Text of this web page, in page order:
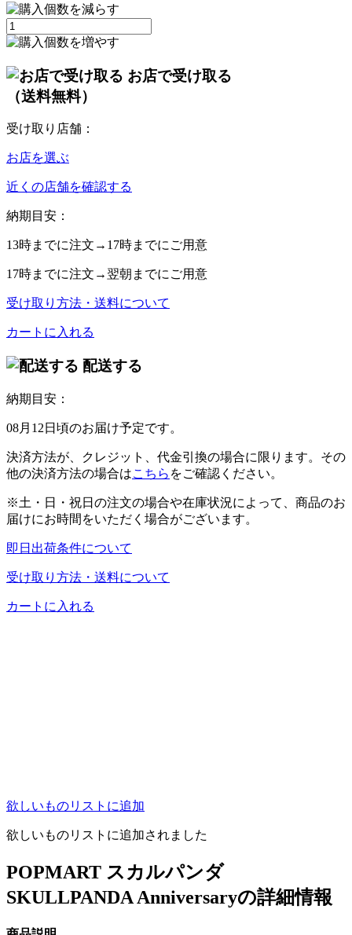
お店で受け取る
（送料無料）
受け取り店舗：
お店を選ぶ
近くの店舗を確認する
納期目安：
13時までに注文→ 17時までにご用意
17時までに注文→ 翌朝 までにご用意
受け取り方法・送料について
カートに入れる
配送する
納期目安：
08月12日頃のお届け予定です。
決済方法が、クレジット、代金引換の場合に限ります。その
他の決済方法の場合はこちら をご確認ください。
※土・日・祝日の注文の場合や在庫状況によって、商品のお
届けにお時間をいただく場合がございます。
即日出荷条件について
受け取り方法・送料について
カートに入れる
欲しいものリストに追加
欲しいものリストに追加されました
POPMART スカルパンダ
SKULLPANDA Anniversaryの詳細情報